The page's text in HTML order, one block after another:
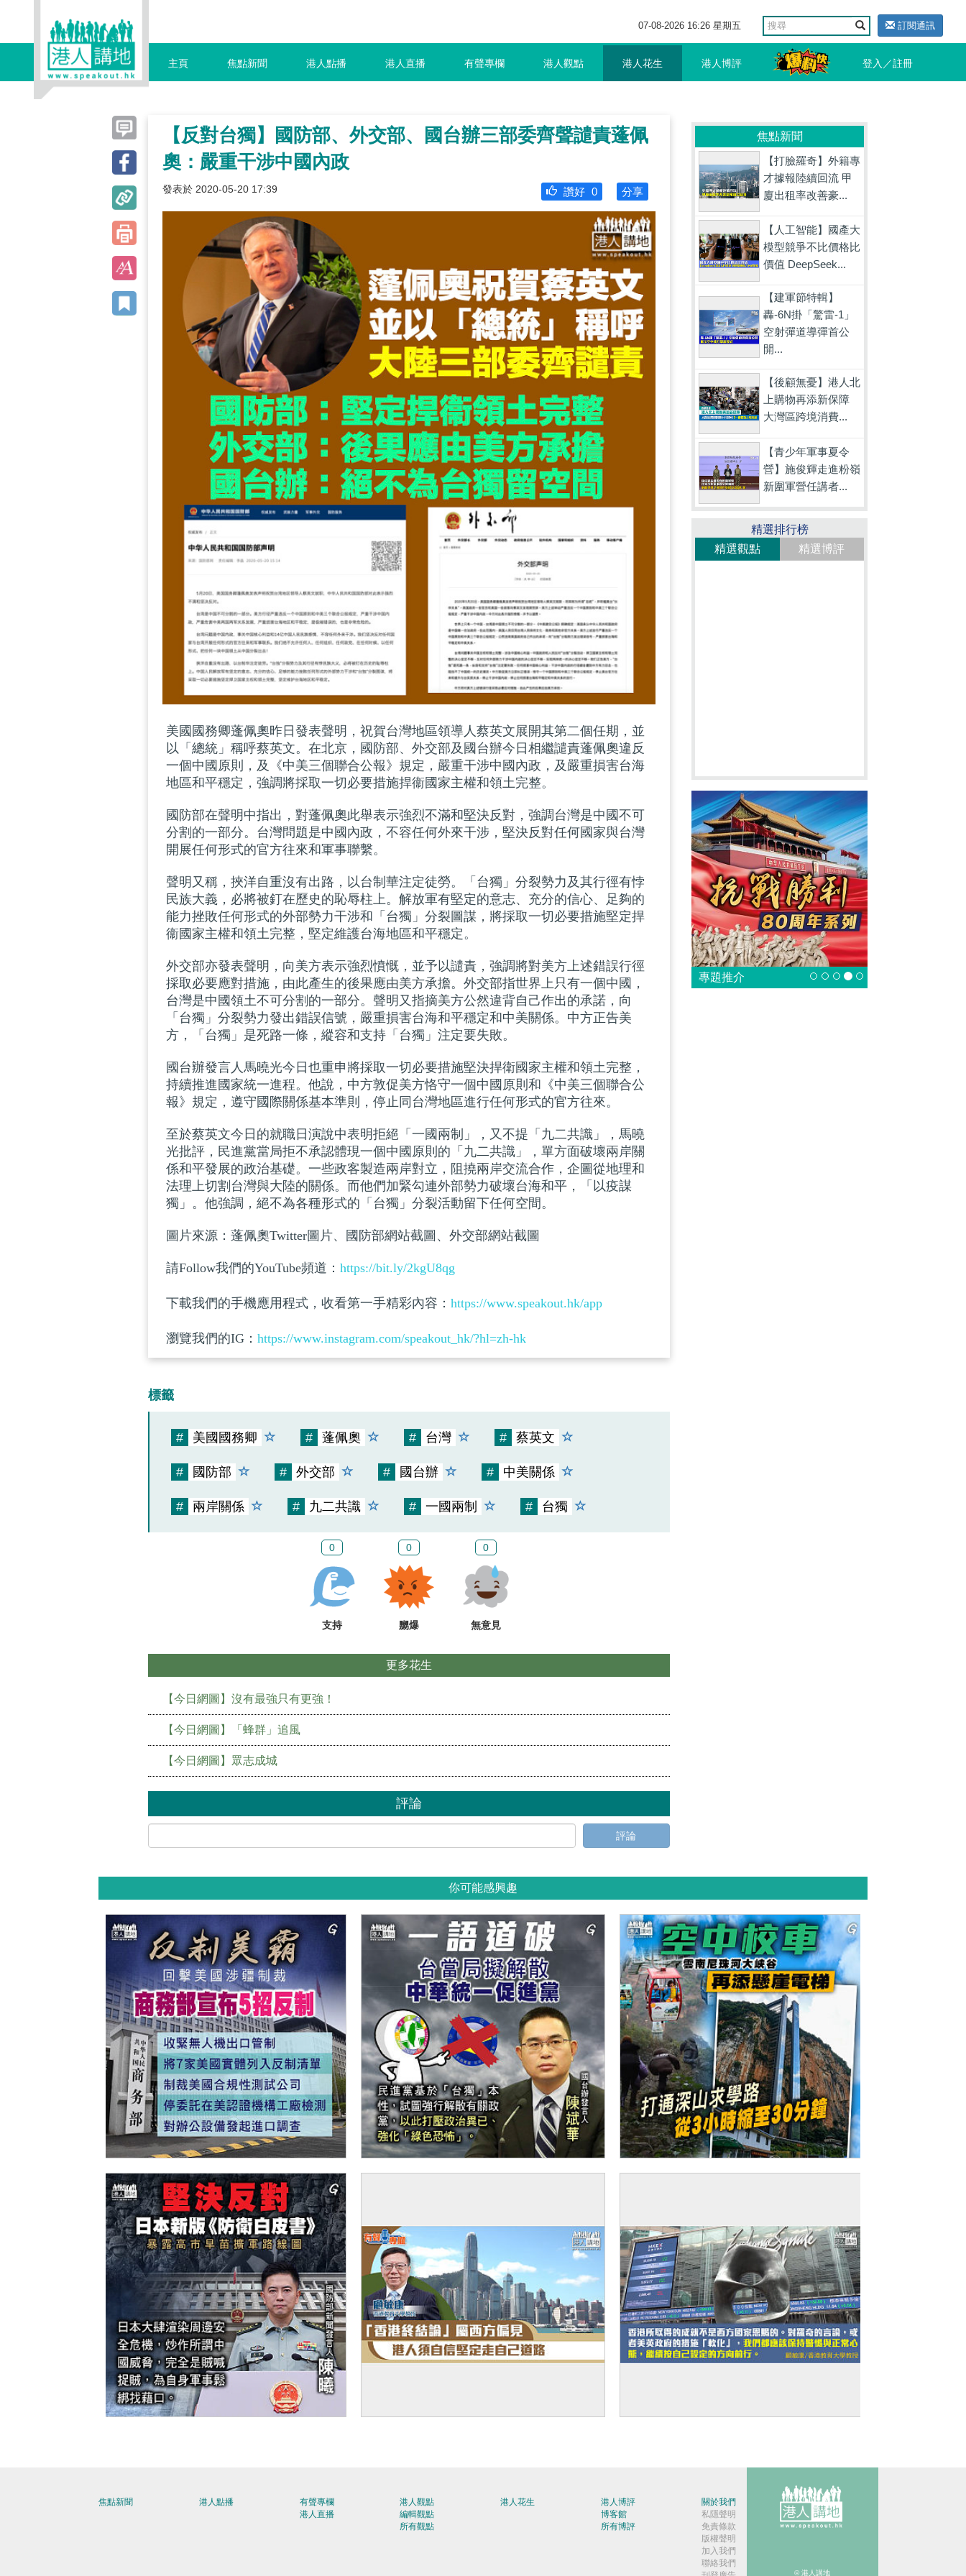
07-08-2026 16:26 星期五 訂閱通訊
主頁 焦點新聞 港人點播 港人直播 有聲專欄 港人觀點 港人花生 港人博評 登入／註冊
【反對台獨】國防部、外交部、國台辦三部委齊聲譴責蓬佩
奧：嚴重干涉中國內政
發表於 2020-05-20 17:39 分享
讚好 0
美國國務卿蓬佩奧昨日發表聲明，祝賀台灣地區領導人蔡英文展開其第二個任期，並
以「總統」稱呼蔡英文。在北京，國防部、外交部及國台辦今日相繼譴責蓬佩奧違反
一個中國原則，及《中美三個聯合公報》規定，嚴重干涉中國內政，及嚴重損害台海
地區和平穩定，強調將採取一切必要措施捍衞國家主權和領土完整。
國防部在聲明中指出，對蓬佩奧此舉表示強烈不滿和堅決反對，強調台灣是中國不可
分割的一部分。台灣問題是中國內政，不容任何外來干涉，堅決反對任何國家與台灣
開展任何形式的官方往來和軍事聯繫。
聲明又稱，挾洋自重沒有出路，以台制華注定徒勞。「台獨」分裂勢力及其行徑有悖
民族大義，必將被釘在歷史的恥辱柱上。解放軍有堅定的意志、充分的信心、足夠的
能力挫敗任何形式的外部勢力干涉和「台獨」分裂圖謀，將採取一切必要措施堅定捍
衞國家主權和領土完整，堅定維護台海地區和平穩定。
外交部亦發表聲明，向美方表示強烈憤慨，並予以譴責，強調將對美方上述錯誤行徑
採取必要應對措施，由此產生的後果應由美方承擔。外交部指世界上只有一個中國，
台灣是中國領土不可分割的一部分。聲明又指摘美方公然違背自己作出的承諾，向
「台獨」分裂勢力發出錯誤信號，嚴重損害台海和平穩定和中美關係。中方正告美
方，「台獨」是死路一條，縱容和支持「台獨」注定要失敗。
國台辦發言人馬曉光今日也重申將採取一切必要措施堅決捍衛國家主權和領土完整，
持續推進國家統一進程。他說，中方敦促美方恪守一個中國原則和《中美三個聯合公
報》規定，遵守國際關係基本準則，停止同台灣地區進行任何形式的官方往來。
至於蔡英文今日的就職日演說中表明拒絕「一國兩制」，又不提「九二共識」，馬曉
光批評，民進黨當局拒不承認體現一個中國原則的「九二共識」，單方面破壞兩岸關
係和平發展的政治基礎。一些政客製造兩岸對立，阻撓兩岸交流合作，企圖從地理和
法理上切割台灣與大陸的關係。而他們加緊勾連外部勢力破壞台海和平，「以疫謀
獨」。他強調，絕不為各種形式的「台獨」分裂活動留下任何空間。
圖片來源：蓬佩奧Twitter圖片、國防部網站截圖、外交部網站截圖
請Follow我們的YouTube頻道： https://bit.ly/2kgU8qg
下載我們的手機應用程式，收看第一手精彩內容： https://www.speakout.hk/app
瀏覽我們的IG： https://www.instagram.com/speakout_hk/?hl=zh-hk
標籤
# 美國國務卿 # 蓬佩奧 # 台灣 # 蔡英文
# 國防部 # 外交部 # 國台辦 # 中美關係
# 兩岸關係 # 九二共識 # 一國兩制 # 台獨
0
支持
0
嬲爆
0
無意見
更多花生
【今日網圖】沒有最強只有更強！
【今日網圖】「蜂群」追風
【今日網圖】眾志成城
評論
評論
焦點新聞
【打臉羅奇】外籍專
才據報陸續回流 甲
廈出租率改善豪...
【人工智能】國產大
模型競爭不比價格比
價值 DeepSeek...
【建軍節特輯】
轟-6N掛「驚雷-1」
空射彈道導彈首公
開...
【後顧無憂】港人北
上購物再添新保障
大灣區跨境消費...
【青少年軍事夏令
營】施俊輝走進粉嶺
新圍軍營任講者...
精選排行榜
精選觀點
精選博評
專題推介
你可能感興趣
焦點新聞 港人點播
有聲專欄
港人直播
港人觀點
編輯觀點
所有觀點
港人花生
港人博評
博客館
所有博評
關於我們
私隱聲明
免責條款
版權聲明
加入我們
聯絡我們
© 港人講地